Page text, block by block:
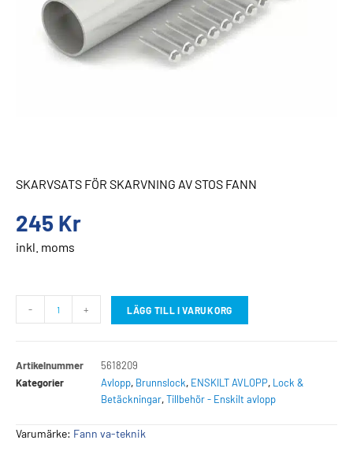
SKARVSATS FÖR SKARVNING AV STOS FANN
245 Kr
inkl. moms
- + LÄGG TILL I VARUKORG
Artikelnummer
5618209
Kategorier
Avlopp, Brunnslock, ENSKILT AVLOPP, Lock &
Betäckningar,Tillbehör - Enskilt avlopp
Varumärke: Fann va-teknik